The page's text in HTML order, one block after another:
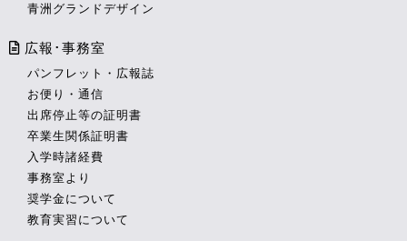
青洲グランドデザイン
広報･事務室
パンフレット・広報誌
お便り・通信
出席停止等の証明書
卒業生関係証明書
入学時諸経費
事務室より
奨学金について
教育実習について